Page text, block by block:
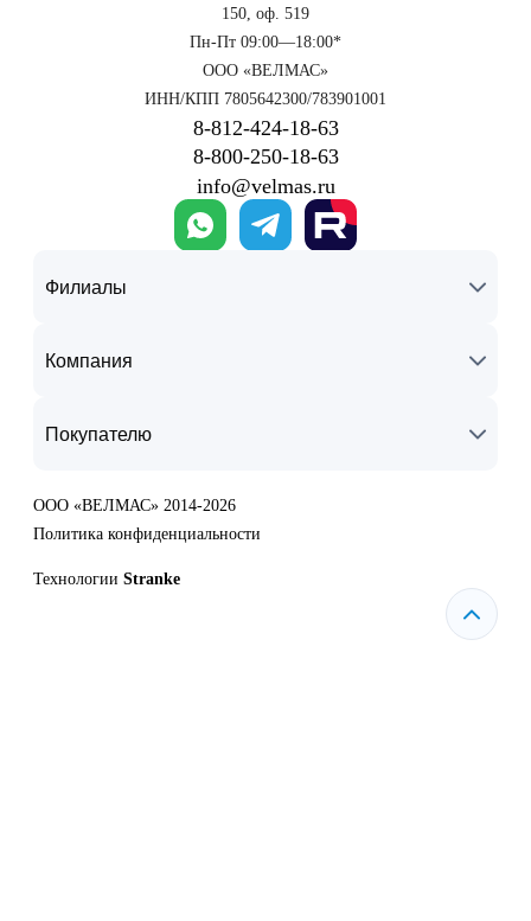
150, оф. 519
Пн-Пт 09:00—18:00*
ООО «ВЕЛМАС»
ИНН/КПП 7805642300/783901001
8‑812‑424‑18‑63
8‑800‑250‑18‑63
info@velmas.ru
Филиалы
Компания
Покупателю
ООО «ВЕЛМАС» 2014-2026
Политика конфиденциальности
Технологии Stranke